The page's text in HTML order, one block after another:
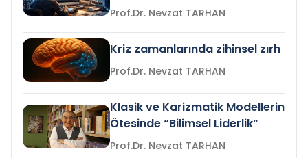
Prof.Dr. Nevzat TARHAN
Kriz zamanlarında zihinsel zırh
Prof.Dr. Nevzat TARHAN
Klasik ve Karizmatik Modellerin
Ötesinde “Bilimsel Liderlik”
Prof.Dr. Nevzat TARHAN